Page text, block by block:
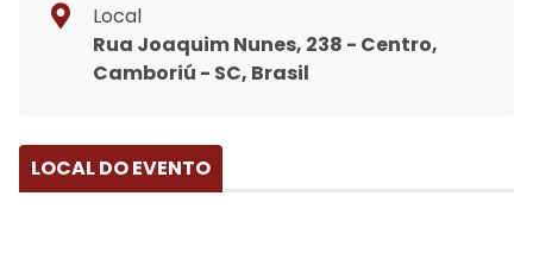
Local
Rua Joaquim Nunes, 238 - Centro,
Camboriú - SC, Brasil
LOCAL DO EVENTO